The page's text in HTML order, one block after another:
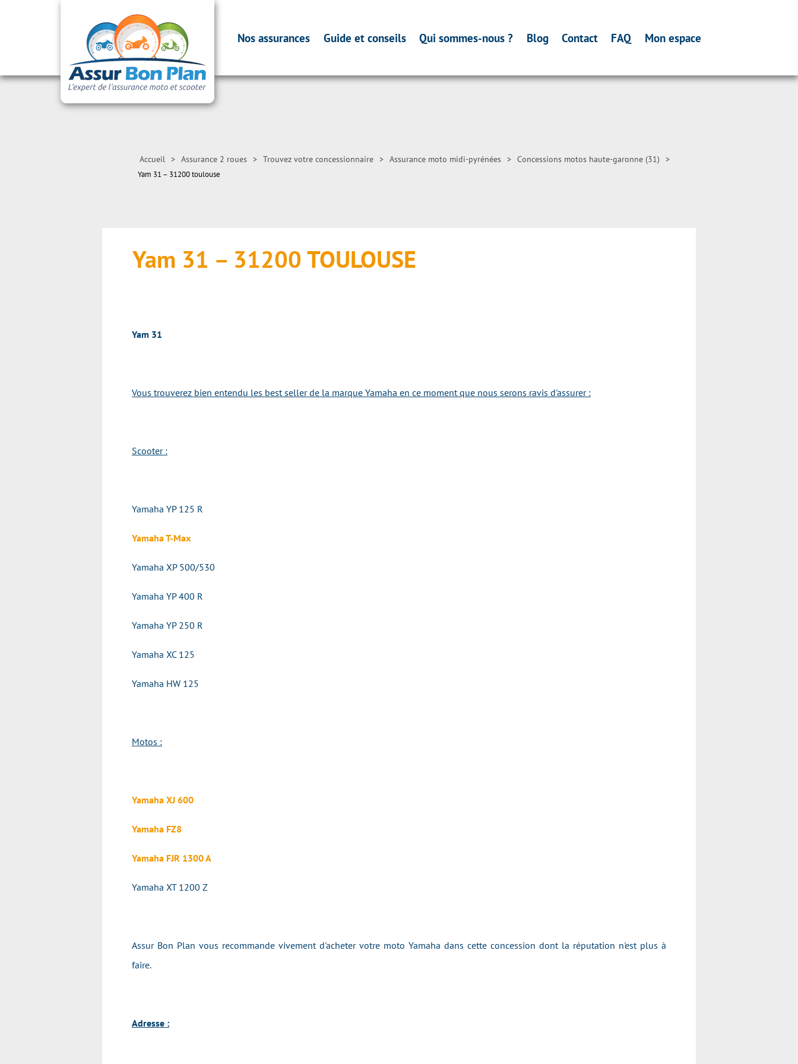
Nos assurances Guide et conseils Qui sommes-nous ? Blog Contact FAQ Mon espace
Accueil > Assurance 2 roues > Trouvez votre concessionnaire > Assurance moto midi-pyrénées > Concessions motos haute-garonne (31) >
Yam 31 – 31200 toulouse
Yam 31 – 31200 TOULOUSE
Yam 31
Vous trouverez bien entendu les best seller de la marque Yamaha en ce moment que nous serons ravis d'assurer :
Scooter :
Yamaha YP 125 R
Yamaha T-Max
Yamaha XP 500/530
Yamaha YP 400 R
Yamaha YP 250 R
Yamaha XC 125
Yamaha HW 125
Motos :
Yamaha XJ 600
Yamaha FZ8
Yamaha FJR 1300 A
Yamaha XT 1200 Z
Assur Bon Plan vous recommande vivement d'acheter votre moto Yamaha dans cette concession dont la réputation n'est plus à
faire.
Adresse :